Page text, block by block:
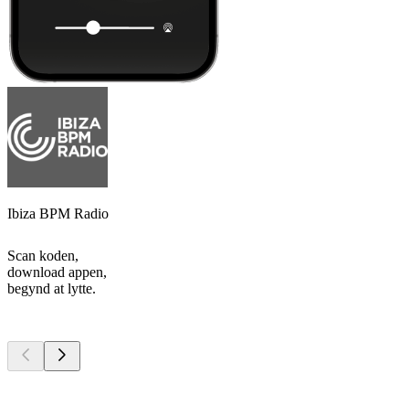
Ibiza BPM Radio
Scan koden,
download appen,
begynd at lytte.